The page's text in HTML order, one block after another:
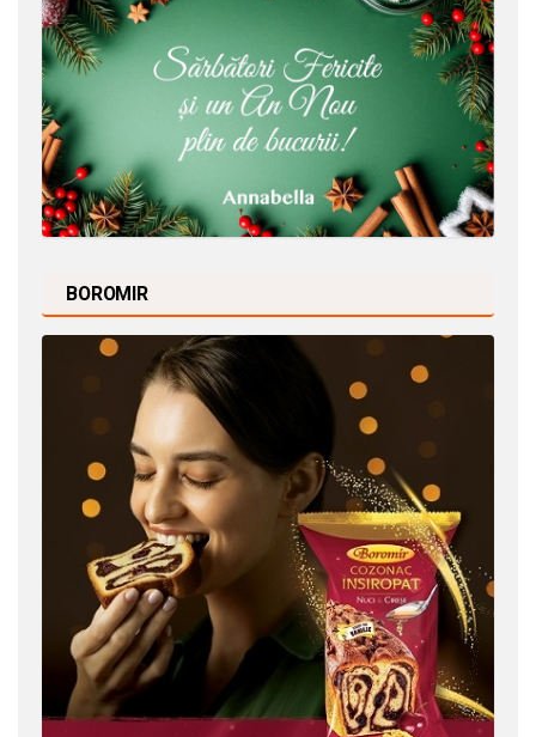
BOROMIR